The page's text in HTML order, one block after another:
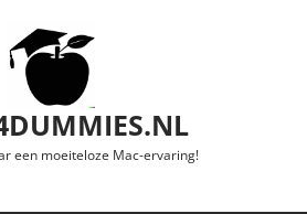
een moeiteloze Mac-ervaring!